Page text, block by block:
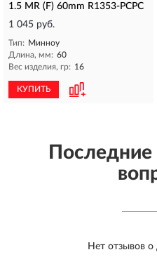
1.5 MR (F) 60mm R1353-PCPC
1 045 руб.
Тип: Минноу
Длина, мм: 60
Вес изделия, гр: 16
КУПИТЬ
Нет отзывов о